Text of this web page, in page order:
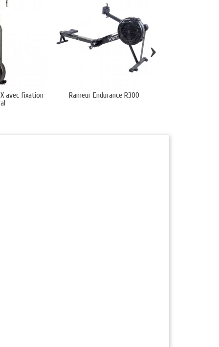
avec fixation
Rameur Endurance R300
›